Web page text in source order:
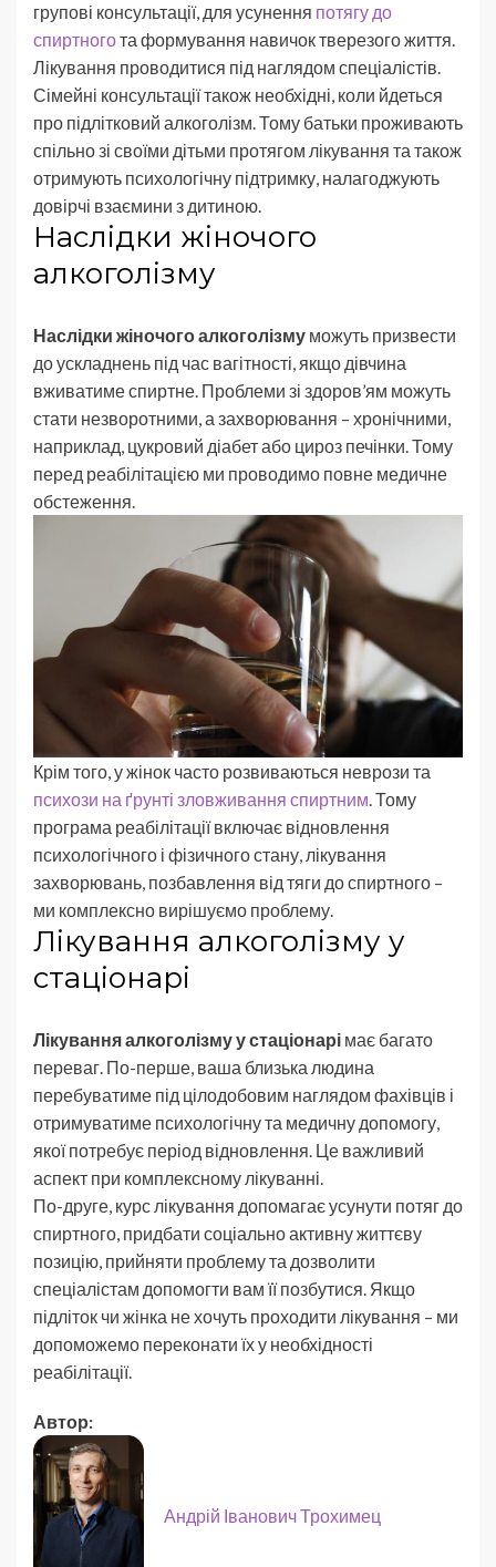
групові консультації, для усунення потягу до
спиртногота формування навичок тверезого життя.
Лікування проводитися під наглядом спеціалістів.
Сімейні консультації також необхідні, коли йдеться
про підлітковий алкоголізм. Тому батьки проживають
спільно зі своїми дітьми протягом лікування та також
отримують психологічну підтримку, налагоджують
довірчі взаємини з дитиною.
Наслідки жіночого
алкоголізму
Наслідки жіночого алкоголізму можуть призвести
до ускладнень під час вагітності, якщо дівчина
вживатиме спиртне. Проблеми зі здоров’ям можуть
стати незворотними, а захворювання – хронічними,
наприклад, цукровий діабет або цироз печінки. Тому
перед реабілітацією ми проводимо повне медичне
обстеження.
Крім того, у жінок часто розвиваються неврози та
психози на ґрунті зловживання спиртним . Тому
програма реабілітації включає відновлення
психологічного і фізичного стану, лікування
захворювань, позбавлення від тяги до спиртного –
ми комплексно вирішуємо проблему.
Лікування алкоголізму у
стаціонарі
Лікування алкоголізму у стаціонарі має багато
переваг. По-перше, ваша близька людина
перебуватиме під цілодобовим наглядом фахівців і
отримуватиме психологічну та медичну допомогу,
якої потребує період відновлення. Це важливий
аспект при комплексному лікуванні.
По-друге, курс лікування допомагає усунути потяг до
спиртного, придбати соціально активну життєву
позицію, прийняти проблему та дозволити
спеціалістам допомогти вам її позбутися. Якщо
підліток чи жінка не хочуть проходити лікування – ми
допоможемо переконати їх у необхідності
реабілітації.
Автор:
Андрій Іванович Трохимец